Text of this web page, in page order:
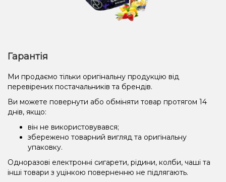
Гарантія
Ми продаємо тільки оригінальну продукцію від
перевірених постачальників та брендів.
Ви можете повернути або обміняти товар протягом 14
днів, якщо:
він не використовувався;
збережено товарний вигляд та оригінальну
упаковку.
Одноразові електронні сигарети, рідини, колби, чаші та
інші товари з уцінкою поверненню не підлягають.